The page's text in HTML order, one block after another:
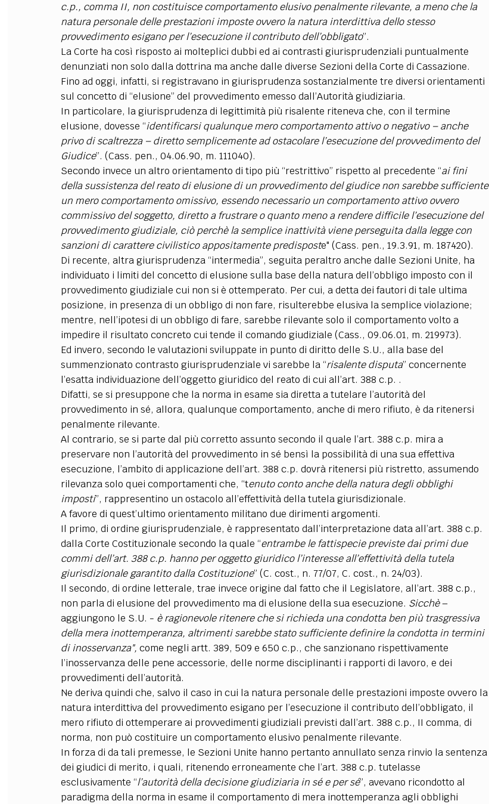
c.p., comma II, non costituisce comportamento elusivo penalmente rilevante, a meno che la
natura personale delle prestazioni imposte ovvero la natura interdittiva dello stesso
provvedimento esigano per l’esecuzione il contributo dell’obbligato”.
La Corte ha così risposto ai molteplici dubbi ed ai contrasti giurisprudenziali puntualmente
denunziati non solo dalla dottrina ma anche dalle diverse Sezioni della Corte di Cassazione.
Fino ad oggi, infatti, si registravano in giurisprudenza sostanzialmente tre diversi orientamenti
sul concetto di “elusione” del provvedimento emesso dall’Autorità giudiziaria.
In particolare, la giurisprudenza di legittimità più risalente riteneva che, con il termine
elusione, dovesse “identificarsi qualunque mero comportamento attivo o negativo – anche
privo di scaltrezza – diretto semplicemente ad ostacolare l’esecuzione del provvedimento del
Giudice”. (Cass. pen., 04.06.90, m. 111040).
Secondo invece un altro orientamento di tipo più “restrittivo” rispetto al precedente “ai fini
della sussistenza del reato di elusione di un provvedimento del giudice non sarebbe sufficiente
un mero comportamento omissivo, essendo necessario un comportamento attivo ovvero
commissivo del soggetto, diretto a frustrare o quanto meno a rendere difficile l’esecuzione del
provvedimento giudiziale, ciò perchè la semplice inattività viene perseguita dalla legge con
sanzioni di carattere civilistico appositamente predisposte" (Cass. pen., 19.3.91, m. 187420).
Di recente, altra giurisprudenza “intermedia”, seguita peraltro anche dalle Sezioni Unite, ha
individuato i limiti del concetto di elusione sulla base della natura dell’obbligo imposto con il
provvedimento giudiziale cui non si è ottemperato. Per cui, a detta dei fautori di tale ultima
posizione, in presenza di un obbligo di non fare, risulterebbe elusiva la semplice violazione;
mentre, nell’ipotesi di un obbligo di fare, sarebbe rilevante solo il comportamento volto a
impedire il risultato concreto cui tende il comando giudiziale (Cass., 09.06.01, m. 219973).
Ed invero, secondo le valutazioni sviluppate in punto di diritto delle S.U., alla base del
summenzionato contrasto giurisprudenziale vi sarebbe la “risalente disputa” concernente
l’esatta individuazione dell’oggetto giuridico del reato di cui all’art. 388 c.p. .
Difatti, se si presuppone che la norma in esame sia diretta a tutelare l’autorità del
provvedimento in sé, allora, qualunque comportamento, anche di mero rifiuto, è da ritenersi
penalmente rilevante.
Al contrario, se si parte dal più corretto assunto secondo il quale l’art. 388 c.p. mira a
preservare non l’autorità del provvedimento in sé bensì la possibilità di una sua effettiva
esecuzione, l’ambito di applicazione dell’art. 388 c.p. dovrà ritenersi più ristretto, assumendo
rilevanza solo quei comportamenti che, “tenuto conto anche della natura degli obblighi
imposti”, rappresentino un ostacolo all’effettività della tutela giurisdizionale.
A favore di quest’ultimo orientamento militano due dirimenti argomenti.
Il primo, di ordine giurisprudenziale, è rappresentato dall’interpretazione data all’art. 388 c.p.
dalla Corte Costituzionale secondo la quale “entrambe le fattispecie previste dai primi due
commi dell’art. 388 c.p. hanno per oggetto giuridico l’interesse all’effettività della tutela
giurisdizionale garantito dalla Costituzione” (C. cost., n. 77/07, C. cost., n. 24/03).
Il secondo, di ordine letterale, trae invece origine dal fatto che il Legislatore, all’art. 388 c.p.,
non parla di elusione del provvedimento ma di elusione della sua esecuzione. Sicchè–
aggiungono le S.U. - è ragionevole ritenere che si richieda una condotta ben più trasgressiva
della mera inottemperanza, altrimenti sarebbe stato sufficiente definire la condotta in termini
di inosservanza", come negli artt. 389, 509 e 650 c.p., che sanzionano rispettivamente
l’inosservanza delle pene accessorie, delle norme disciplinanti i rapporti di lavoro, e dei
provvedimenti dell’autorità.
Ne deriva quindi che, salvo il caso in cui la natura personale delle prestazioni imposte ovvero la
natura interdittiva del provvedimento esigano per l’esecuzione il contributo dell’obbligato, il
mero rifiuto di ottemperare ai provvedimenti giudiziali previsti dall’art. 388 c.p., II comma, di
norma, non può costituire un comportamento elusivo penalmente rilevante.
In forza di da tali premesse, le Sezioni Unite hanno pertanto annullato senza rinvio la sentenza
dei giudici di merito, i quali, ritenendo erroneamente che l’art. 388 c.p. tutelasse
esclusivamente “l’autorità della decisione giudiziaria in sé e per sé”, avevano ricondotto al
paradigma della norma in esame il comportamento di mera inottemperanza agli obblighi